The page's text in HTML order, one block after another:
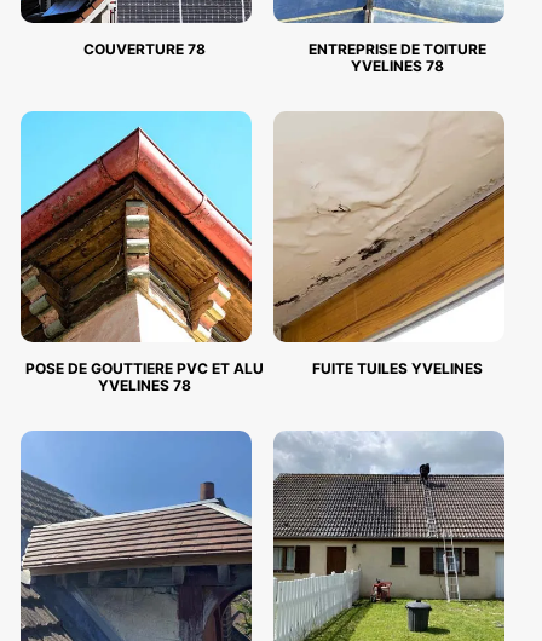
COUVERTURE 78
ENTREPRISE DE TOITURE
YVELINES 78
POSE DE GOUTTIERE PVC ET ALU
YVELINES 78
FUITE TUILES YVELINES